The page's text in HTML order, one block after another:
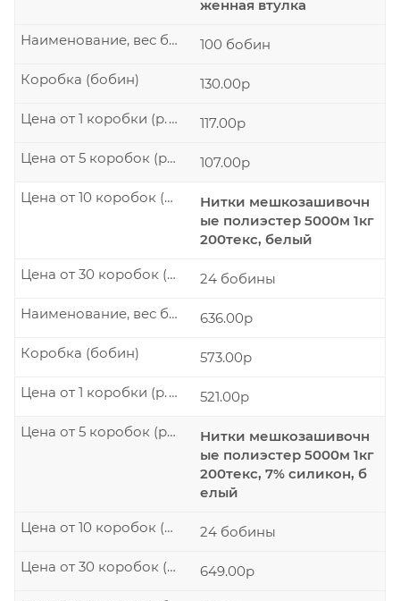
женная втулка
100 бобин
Наименование, вес бобины
130.00р
Коробка (бобин)
117.00р
Цена от 1 коробки (р./шт.)
107.00р
Цена от 5 коробок (р./шт.)
Нитки мешкозашивочн
ые полиэстер 5000м 1кг
200текс, белый
Цена от 10 коробок (р./шт.)
24 бобины
Цена от 30 коробок (р./шт.)
636.00р
Наименование, вес бобины
573.00р
Коробка (бобин)
521.00р
Цена от 1 коробки (р./шт.)
Нитки мешкозашивочн
ые полиэстер 5000м 1кг
200текс, 7% силикон, б
елый
Цена от 5 коробок (р./шт.)
24 бобины
Цена от 10 коробок (р./шт.)
649.00р
Цена от 30 коробок (р./шт.)